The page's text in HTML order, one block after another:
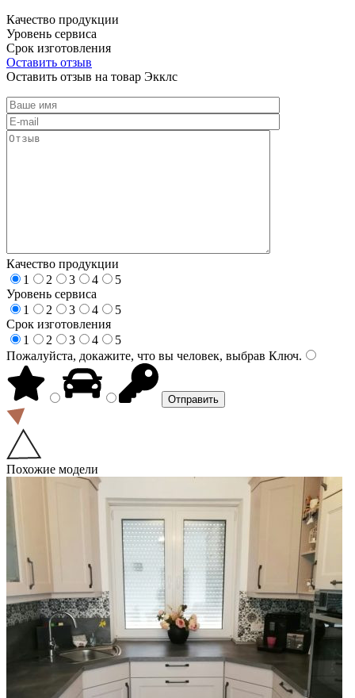
Качество продукции
Уровень сервиса
Срок изготовления
Оставить отзыв
Оставить отзыв на товар Экклс
Качество продукции
1
2 3 4
5
Уровень сервиса
1
2 3 4
5
Срок изготовления
1
2 3 4
5
Пожалуйста, докажите, что вы человек, выбрав Ключ.
Похожие модели